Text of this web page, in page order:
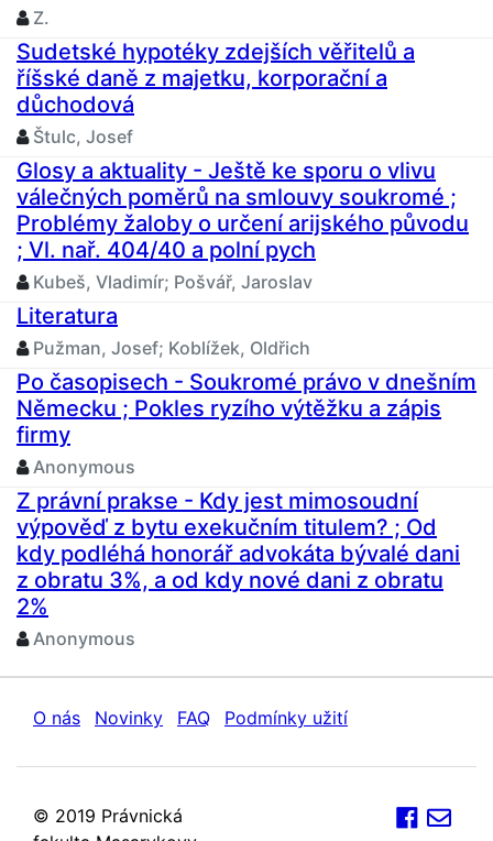
Z.
Sudetské hypotéky zdejších věřitelů a
říšské daně z majetku, korporační a
důchodová
Štulc, Josef
Glosy a aktuality - Ještě ke sporu o vlivu
válečných poměrů na smlouvy soukromé ;
Problémy žaloby o určení arijského původu
; Vl. nař. 404/40 a polní pych
Kubeš, Vladimír; Pošvář, Jaroslav
Literatura
Pužman, Josef; Koblížek, Oldřich
Po časopisech - Soukromé právo v dnešním
Německu ; Pokles ryzího výtěžku a zápis
firmy
Anonymous
Z právní prakse - Kdy jest mimosoudní
výpověď z bytu exekučním titulem? ; Od
kdy podléhá honorář advokáta bývalé dani
z obratu 3%, a od kdy nové dani z obratu
2%
Anonymous
O nás Novinky FAQ Podmínky užití
© 2019 Právnická